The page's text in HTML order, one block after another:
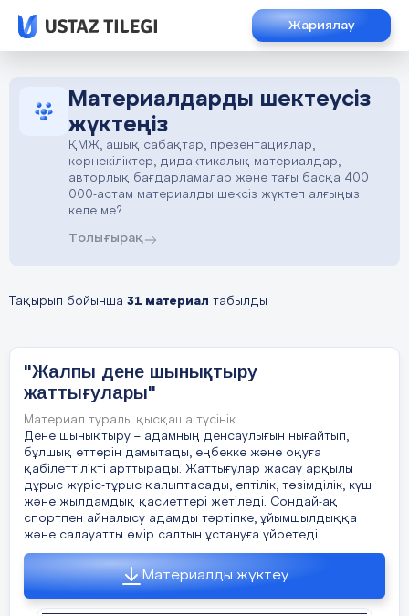
Жариялау
Материалдарды шектеусіз
жүктеңіз
ҚМЖ, ашық сабақтар, презентациялар,
көрнекіліктер, дидактикалық материалдар,
авторлық бағдарламалар және тағы басқа 400
000-астам материалды шексіз жүктеп алғыңыз
келе ме?
Толығырақ
Тақырып бойынша 31 материал табылды
"Жалпы дене шынықтыру
жаттығулары"
Материал туралы қысқаша түсінік
Дене шынықтыру – адамның денсаулығын нығайтып,
бұлшық еттерін дамытады, еңбекке және оқуға
қабілеттілікті арттырады. Жаттығулар жасау арқылы
дұрыс жүріс-тұрыс қалыптасады, ептілік, төзімділік, күш
және жылдамдық қасиеттері жетіледі. Сондай-ақ
спортпен айналысу адамды тәртіпке, ұйымшылдыққа
және салауатты өмір салтын ұстануға үйретеді.
Материалды жүктеу